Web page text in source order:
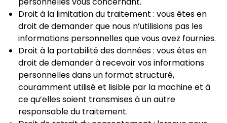
Droit à la limitation du traitement : vous êtes en
droit de demander que nous n’utilisions pas les
informations personnelles que vous avez fournies.
Droit à la portabilité des données : vous êtes en
droit de demander à recevoir vos informations
personnelles dans un format structuré,
couramment utilisé et lisible par la machine et à
ce qu’elles soient transmises à un autre
responsable du traitement.